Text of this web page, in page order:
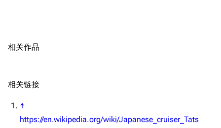
坛
相关更改
相关作品
相关链接
↑
https://en.wikipedia.org/wiki/Japanese_cruiser_Tats
新几内亚方面作战
游戏相关
挖组性能评测
设定